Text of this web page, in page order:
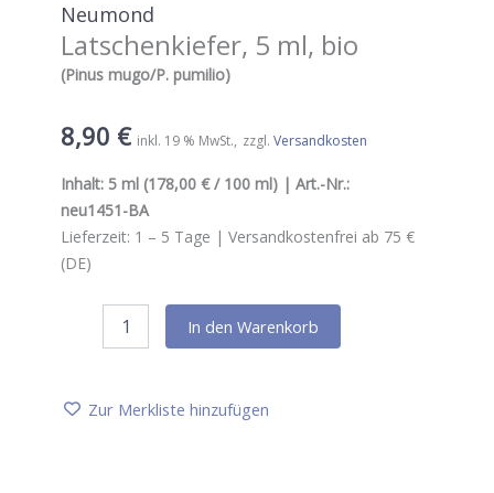
Neumond
Latschenkiefer, 5 ml, bio
(Pinus mugo/P. pumilio)
8,90 € inkl. 19 % MwSt. zzgl. Versandkosten
Inhalt: 5 ml (178,00 € / 100 ml) | Art.-Nr.:
neu1451-BA
Lieferzeit: 1 – 5 Tage | Versandkostenfrei ab 75 €
(DE)
Latschenkiefer,
bio
In den Warenkorb
Zur Merkliste hinzufügen